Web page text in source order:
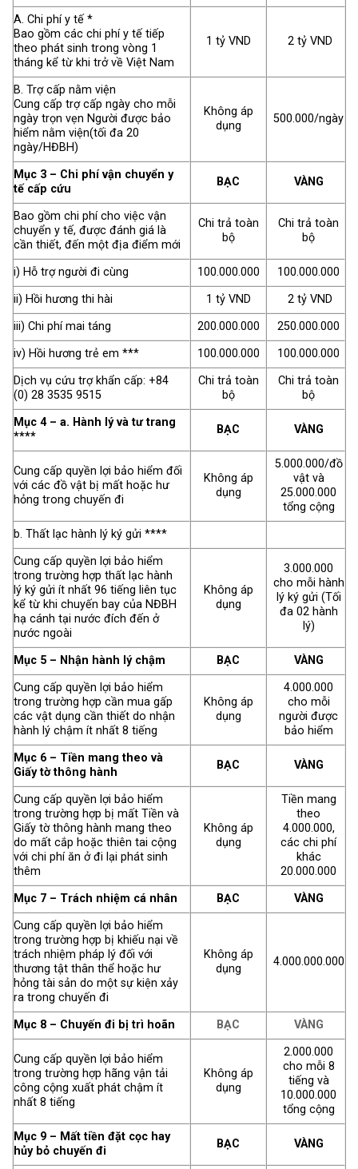
A. Chi phí y tế *
Bao gồm các chi phí y tế tiếp
theo phát sinh trong vòng 1
tháng kể từ khi trở về Việt Nam
1 tỷ VND 2 tỷ VND
B. Trợ cấp nằm viện
Cung cấp trợ cấp ngày cho mỗi
ngày trọn vẹn Người được bảo
hiểm nằm viện(tối đa 20
ngày/HĐBH)
Không áp
dụng
500.000/ngày
Mục 3 – Chi phí vận chuyển y
tế cấp cứu
BẠC VÀNG
Bao gồm chi phí cho việc vận
chuyển y tế, được đánh giá là
cần thiết, đến một địa điểm mới
Chi trả toàn
bộ
Chi trả toàn
bộ
i) Hỗ trợ người đi cùng 100.000.000
100.000.000
ii) Hồi hương thi hài
1 tỷ VND
2 tỷ VND
iii) Chi phí mai táng
200.000.000
250.000.000
iv) Hồi hương trẻ em ***
100.000.000
100.000.000
Dịch vụ cứu trợ khẩn cấp: +84
(0) 28 3535 9515
Chi trả toàn
bộ
Chi trả toàn
bộ
Mục 4 – a. Hành lý và tư trang
****
BẠC VÀNG
Cung cấp quyền lợi bảo hiểm đối
với các đồ vật bị mất hoặc hư
hỏng trong chuyến đi
Không áp
dụng
5.000.000/đồ
vật và
25.000.000
tổng cộng
b. Thất lạc hành lý ký gửi ****
Cung cấp quyền lợi bảo hiểm
trong trường hợp thất lạc hành
lý ký gửi ít nhất 96 tiếng liên tục
kể từ khi chuyến bay của NĐBH
hạ cánh tại nước đích đến ở
nước ngoài
Không áp
dụng
3.000.000
cho mỗi hành
lý ký gửi (Tối
đa 02 hành
lý)
Mục 5 – Nhận hành lý chậm BẠC
VÀNG
Cung cấp quyền lợi bảo hiểm
trong trường hợp cần mua gấp
các vật dụng cần thiết do nhận
hành lý chậm ít nhất 8 tiếng
Không áp
dụng
4.000.000
cho mỗi
người được
bảo hiểm
Mục 6 – Tiền mang theo và
Giấy tờ thông hành
BẠC VÀNG
Cung cấp quyền lợi bảo hiểm
trong trường hợp bị mất Tiền và
Giấy tờ thông hành mang theo
do mất cắp hoặc thiên tai cộng
với chi phí ăn ở đi lại phát sinh
thêm
Không áp
dụng
Tiền mang
theo
4.000.000,
các chi phí
khác
20.000.000
Mục 7 – Trách nhiệm cá nhân
BẠC
VÀNG
Cung cấp quyền lợi bảo hiểm
trong trường hợp bị khiếu nại về
trách nhiệm pháp lý đối với
thương tật thân thể hoặc hư
hỏng tài sản do một sự kiện xảy
ra trong chuyến đi
Không áp
dụng
4.000.000.000
Mục 8 – Chuyến đi bị trì hoãn BẠC VÀNG
Cung cấp quyền lợi bảo hiểm
trong trường hợp hãng vận tải
công cộng xuất phát chậm ít
nhất 8 tiếng
Không áp
dụng
2.000.000
cho mỗi 8
tiếng và
10.000.000
tổng cộng
Mục 9 – Mất tiền đặt cọc hay
hủy bỏ chuyến đi
BẠC VÀNG